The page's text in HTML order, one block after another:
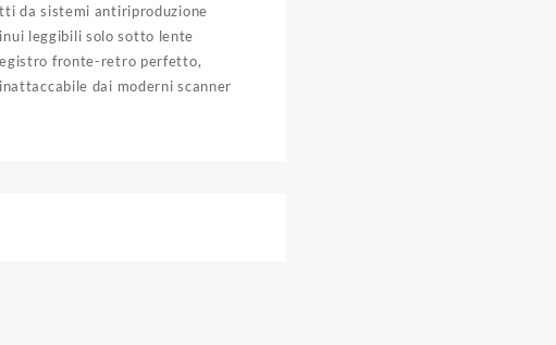
da sistemi antiriproduzione
leggibili solo sotto lente
fronte-retro perfetto,
dai moderni scanner